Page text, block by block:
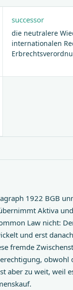
successor
die neutralere
internationalen
1922 BGB
Aktiva
Law nicht:
und erst
fremde
obwohl
aber zu weit, weil